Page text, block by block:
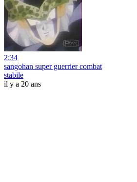
2:34
sangohan super guerrier combat
stabile
il y a 20 ans